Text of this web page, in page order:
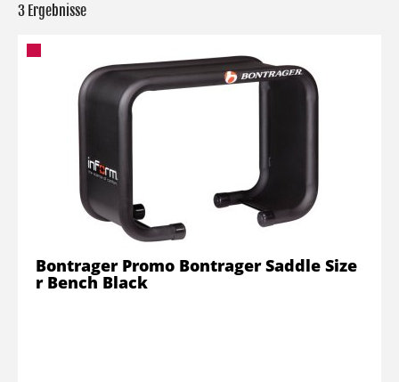
3 Ergebnisse
Bontrager Promo Bontrager Saddle Size
r Bench Black